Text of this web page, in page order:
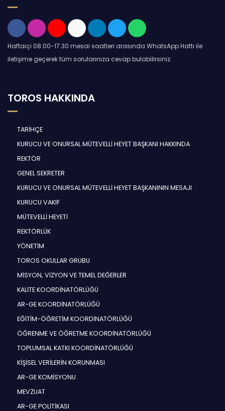
Haftaiçi 08.00-17.30 mesai saatleri arasında WhatsApp Hattı ile
iletişime geçerek tüm sorularınıza cevap bulabilirsiniz.
TOROS HAKKINDA
TARİHÇE
KURUCU VE ONURSAL MÜTEVELLİ HEYET BAŞKANI HAKKINDA
REKTÖR
GENEL SEKRETER
KURUCU VE ONURSAL MÜTEVELLİ HEYET BAŞKANININ MESAJI
KURUCU VAKIF
MÜTEVELLİ HEYETİ
REKTÖRLÜK
YÖNETİM
TOROS OKULLAR GRUBU
MİSYON, VİZYON VE TEMEL DEĞERLER
KALİTE KOORDİNATÖRLÜĞÜ
AR-GE KOORDİNATÖRLÜĞÜ
EĞİTİM-ÖĞRETİM KOORDİNATÖRLÜĞÜ
ÖĞRENME VE ÖĞRETME KOORDİNATÖRLÜĞÜ
TOPLUMSAL KATKI KOORDİNATÖRLÜĞÜ
KİŞİSEL VERİLERİN KORUNMASI
AR-GE KOMİSYONU
MEVZUAT
AR-GE POLİTİKASI